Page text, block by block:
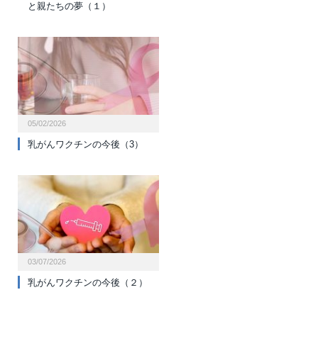
と親たちの夢（１）
05/02/2026
乳がんワクチンの今後（3）
03/07/2026
乳がんワクチンの今後（２）